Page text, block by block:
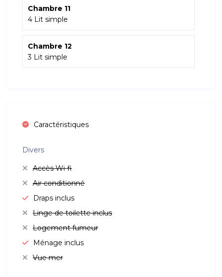
Chambre 11
4 Lit simple
Chambre 12
3 Lit simple
Caractéristiques
Divers
Accès Wi-fi
Air conditionné
Draps inclus
Linge de toilette inclus
Logement fumeur
Ménage inclus
Vue mer